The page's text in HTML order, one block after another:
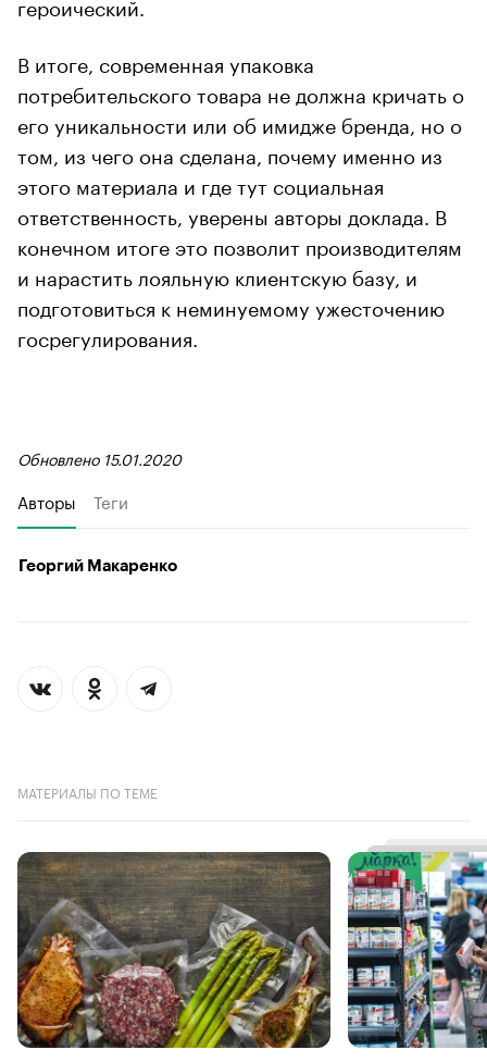
В итоге, современная упаковка
потребительского товара не должна кричать о
его уникальности или об имидже бренда, но о
том, из чего она сделана, почему именно из
этого материала и где тут социальная
ответственность, уверены авторы доклада. В
конечном итоге это позволит производителям
и нарастить лояльную клиентскую базу, и
подготовиться к неминуемому ужесточению
госрегулирования.
Обновлено 15.01.2020
Авторы Теги
Георгий Макаренко
МАТЕРИАЛЫ ПО ТЕМЕ